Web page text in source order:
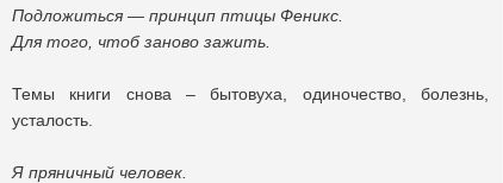
Подложиться — принцип птицы Феникс.
Для того, чтоб заново зажить.
Темы книги снова – бытовуха, одиночество, болезнь,
усталость.
Я пряничный человек.